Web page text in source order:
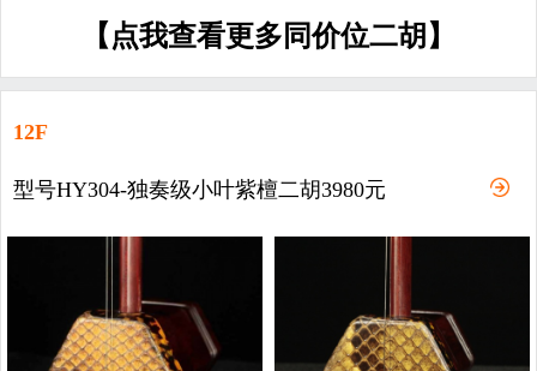
【点我查看更多同价位二胡】
12F
型号HY304-独奏级小叶紫檀二胡3980元